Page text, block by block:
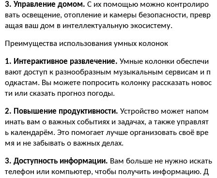
3. Управление домом. С их помощью можно контролиро
вать освещение, отопление и камеры безопасности, превр
ащая ваш дом в интеллектуальную экосистему.
Преимущества использования умных колонок
1. Интерактивное развлечение. Умные колонки обеспечи
вают доступ к разнообразным музыкальным сервисам и п
одкастам. Вы можете попросить колонку рассказать новос
ти или сказать прогноз погоды.
2. Повышение продуктивности. Устройство может напом
инать вам о важных событиях и задачах, а также управлят
ь календарём. Это помогает лучше организовать своё вре
мя и не забывать о важных делах.
3. Доступность информации. Вам больше не нужно искать
телефон или компьютер, чтобы получить информацию. Д